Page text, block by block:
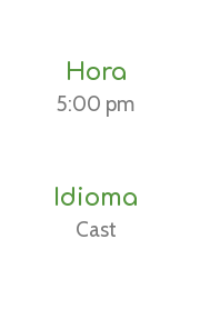
Hora
5:00 pm
Idioma
Cast